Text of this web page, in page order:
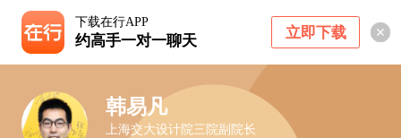
下载在行APP
约高手一对一聊天 立即下载
韩易凡
上海交大设计院三院副院长